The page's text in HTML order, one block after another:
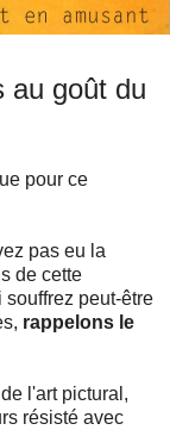
au goût du
pour ce
pas eu la
de cette
peut-être
rappelons le
de l'art pictural,
résisté avec